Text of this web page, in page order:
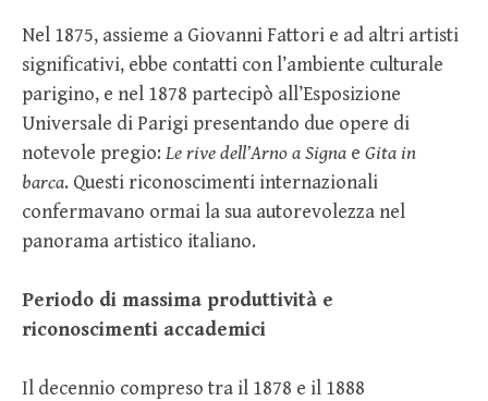
Nel 1875, assieme a Giovanni Fattori e ad altri artisti
significativi, ebbe contatti con l’ambiente culturale
parigino, e nel 1878 partecipò all’Esposizione
Universale di Parigi presentando due opere di
notevole pregio: Le rive dell’Arno a Signa e Gita in
barca. Questi riconoscimenti internazionali
confermavano ormai la sua autorevolezza nel
panorama artistico italiano.
Periodo di massima produttività e
riconoscimenti accademici
Il decennio compreso tra il 1878 e il 1888